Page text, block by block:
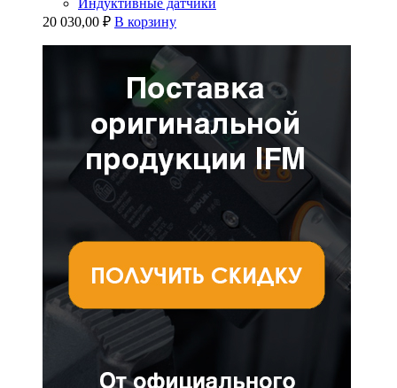
Индуктивные датчики
20 030,00 ₽ В корзину